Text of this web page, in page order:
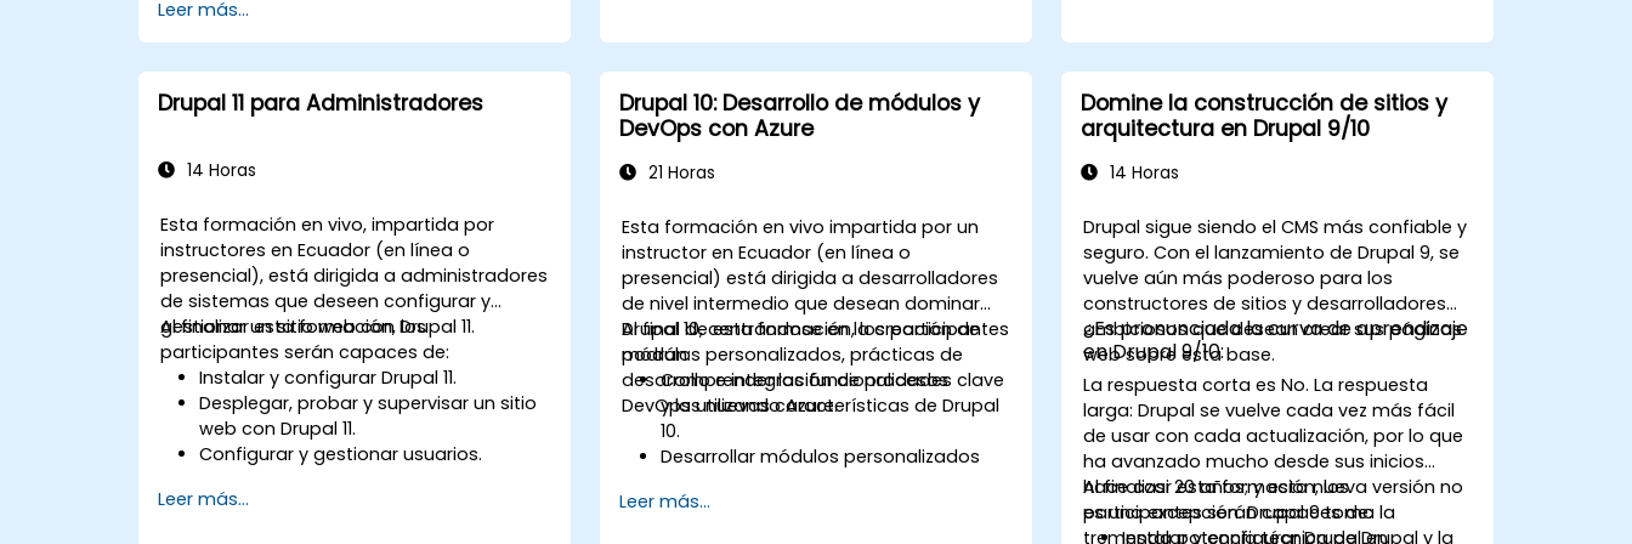
Leer más...
Drupal 11 para Administradores
14 Horas
Esta formación en vivo, impartida por
instructores en Ecuador (en línea o
presencial), está dirigida a administradores
de sistemas que deseen configurar y
gestionar un sitio web con Drupal 11.
Al finalizar esta formación, los
participantes serán capaces de:
Instalar y configurar Drupal 11.
Desplegar, probar y supervisar un sitio
web con Drupal 11.
Configurar y gestionar usuarios.
Optimizar el rendimiento de un sitio
Leer más...
Drupal 10: Desarrollo de módulos y
DevOps con Azure
21 Horas
Esta formación en vivo impartida por un
instructor en Ecuador (en línea o
presencial) está dirigida a desarrolladores
de nivel intermedio que desean dominar
Drupal 10, centrándose en la creación de
módulos personalizados, prácticas de
desarrollo e integración de procesos
DevOps utilizando Azure.
Al final de esta formación, los participantes
podrán:
Comprender las funcionalidades clave
y las nuevas características de Drupal
10.
Desarrollar módulos personalizados
negocio.
Leer más...
Domine la construcción de sitios y
arquitectura en Drupal 9/10
14 Horas
Drupal sigue siendo el CMS más confiable y
seguro. Con el lanzamiento de Drupal 9, se
vuelve aún más poderoso para los
constructores de sitios y desarrolladores
ambiciosos que desean crear sus páginas
web sobre esta base.
¿Es pronunciada la curva de aprendizaje
en Drupal 9/10:
La respuesta corta esNo. La respuesta
larga: Drupal se vuelve cada vez más fácil
de usar con cada actualización, por lo que
ha avanzado mucho desde sus inicios
hace casi 20 años; y esta nueva versión no
es una excepción. Drupal 9 toma la
tremenda potencia técnica de Drupal y la
Al finalizar esta formación, los
participantes serán capaces de:
Instalar y configurar Drupal en